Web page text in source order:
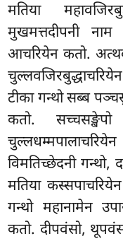
मतिया
मुखमत्तदीपनी नाम
आचरियेन कतो.
टीका गन्थो सब्ब
कतो.
विमतिच्छेदनी
मतिया
गन्थो महानामेन
कतो. दीपवंसो,